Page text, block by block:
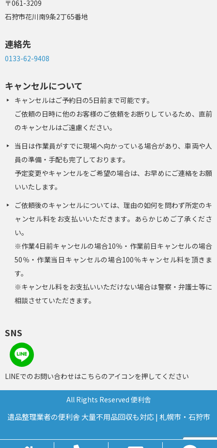
〒061-3209
石狩市花川南9条2丁65番地
連絡先
0133-62-9408
キャンセルについて
キャンセルはご予約日の5日前まで可能です。
ご依頼の日時に他のお客様のご依頼をお断りしているため、直前
のキャンセルはご遠慮ください。
当日は作業員がすでに現場へ向かっている場合があり、車両や人
員の準備・手配も完了しております。
予定変更やキャンセルをご希望の場合は、お早めにご連絡をお願
いいたします。
ご依頼後のキャンセルについては、理由の如何を問わず所定のキ
ャンセル料をお支払いいただきます。あらかじめご了承くださ
い。
※作業4日前キャンセルの場合10％・作業前日キャンセルの場合
50％・作業当日キャンセルの場合100％キャンセル料を頂きま
す。
※キャンセル料をお支払いいただけない場合は警察・弁護士等に
相談させていただきます。
SNS
LINEでのお問い合わせはこちらのアイコンを押してください
All Rights Reserved 便利舎
遺品整理業者の便利舎 大量不用品回収も対応 | 札幌市・石狩市